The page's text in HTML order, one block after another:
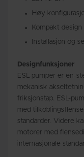
Høy
Kompakt design
Installasjon og
Designfunksjoner
ESL-pumper er en-
mekanisk
friksjonstap. ESL-
med
standarder. Videre
motorer med
internasjonale